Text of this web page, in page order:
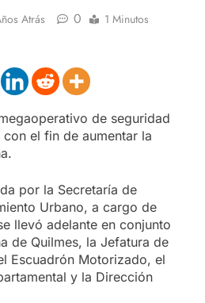
Atrás 0 1 Minutos
de seguridad
el fin de aumentar la
por la Secretaría de
Urbano, a cargo de
llevó adelante en conjunto
de Quilmes, la Jefatura de
Escuadrón Motorizado, el
y la Dirección